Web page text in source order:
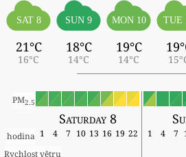
SAT 8
21°C
16°C
SUN 9
18°C
14°C
MON 10
19°C
14°C
TUE
PM2.5
Saturday 8
hodina 1 4 7 10 13 16 19 22 1 4 7
Rychlost větru